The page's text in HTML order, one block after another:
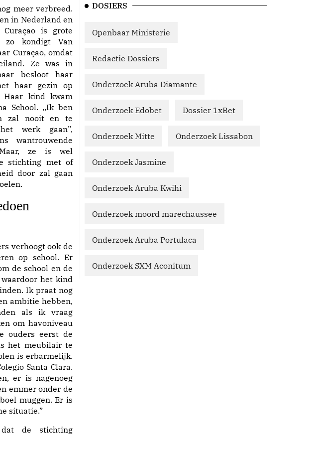
meer verbreed.
in Nederland en
is grote
zo kondigt Van
Curaçao, omdat
Ze was in
besloot haar
haar gezin op
Haar kind kwam
School. ,,Ik ben
zal nooit en te
werk gaan”,
wantrouwende
ze is wel
stichting met of
door zal gaan
verhoogt ook de
op school. Er
de school en de
het kind
Ik praat nog
ambitie hebben,
als ik vraag
om havoniveau
ouders eerst de
het meubilair te
is erbarmelijk.
Santa Clara.
er is nagenoeg
emmer onder de
muggen. Er is
situatie.”
de stichting
DOSIERS
Openbaar Ministerie
Redactie Dossiers
Onderzoek Aruba Diamante
Onderzoek Edobet Dossier 1xBet
Onderzoek Mitte Onderzoek Lissabon
Onderzoek Jasmine
Onderzoek Aruba Kwihi
Onderzoek moord marechaussee
Onderzoek Aruba Portulaca
Onderzoek SXM Aconitum